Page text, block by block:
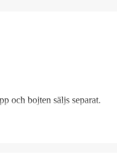
och bojten säljs separat.